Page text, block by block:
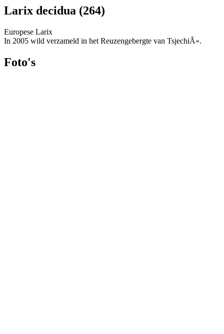
Larix decidua (264)
Europese Larix
In 2005 wild verzameld in het Reuzengebergte van TsjechiÃ«.
Foto's